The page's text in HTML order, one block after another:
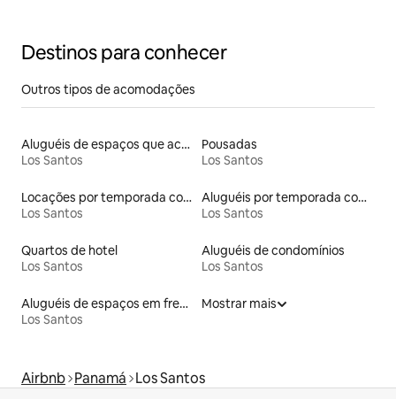
Destinos para conhecer
Outros tipos de acomodações
Aluguéis de espaços que aceitam animais de estimação
Los Santos
Pousadas
Los Santos
Locações por temporada com piscina
Los Santos
Aluguéis por temporada com acesso à praia
Los Santos
Quartos de hotel
Los Santos
Aluguéis de condomínios
Los Santos
Aluguéis de espaços em frente à praia
Los Santos
Mostrar mais
Airbnb Panamá Los Santos